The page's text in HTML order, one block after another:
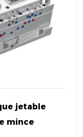
jetable
mince